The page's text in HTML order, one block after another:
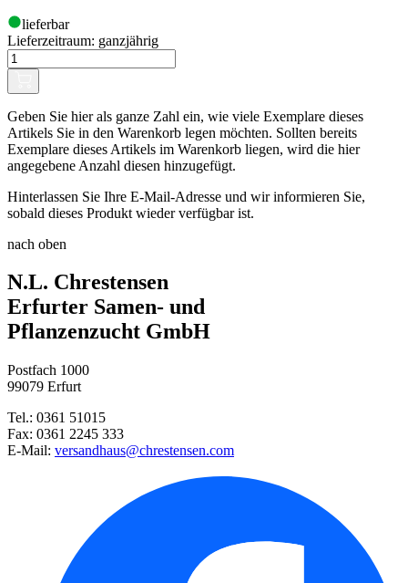
lieferbar
Lieferzeitraum: ganzjährig
Geben Sie hier als ganze Zahl ein, wie viele Exemplare dieses
Artikels Sie in den Warenkorb legen möchten. Sollten bereits
Exemplare dieses Artikels im Warenkorb liegen, wird die hier
angegebene Anzahl diesen hinzugefügt.
Hinterlassen Sie Ihre E-Mail-Adresse und wir informieren Sie,
sobald dieses Produkt wieder verfügbar ist.
nach oben
N.L. Chrestensen
Erfurter Samen- und
Pflanzenzucht GmbH
Postfach 1000
99079 Erfurt
Tel.: 0361 51015
Fax: 0361 2245 333
E-Mail: versandhaus@chrestensen.com